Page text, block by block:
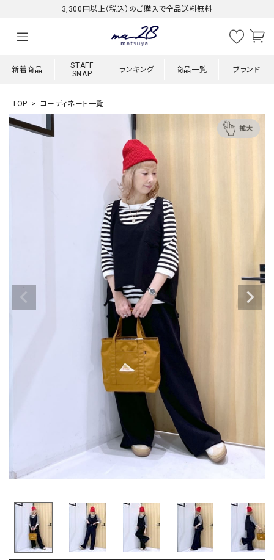
3,300円以上（税込）のご購入で全品送料無料
新着商品
STAFF
SNAP
ランキング 商品一覧 ブランド
TOP コーディネート一覧